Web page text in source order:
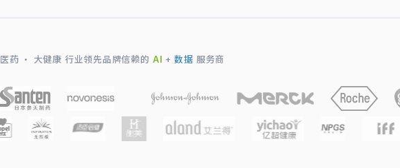
医药 · 大健康 行业领先品牌信赖的 AI +数据 服务商